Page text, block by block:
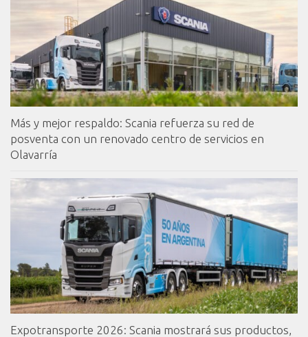
Más y mejor respaldo: Scania refuerza su red de
posventa con un renovado centro de servicios en
Olavarría
Expotransporte 2026: Scania mostrará sus productos,